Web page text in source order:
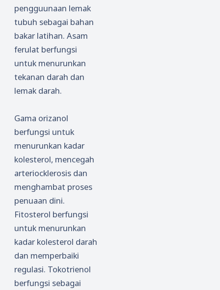
pengguunaan lemak
tubuh sebagai bahan
bakar latihan. Asam
ferulat berfungsi
untuk menurunkan
tekanan darah dan
lemak darah.
Gama orizanol
berfungsi untuk
menurunkan kadar
kolesterol, mencegah
arteriocklerosis dan
menghambat proses
penuaan dini.
Fitosterol berfungsi
untuk menurunkan
kadar kolesterol darah
dan memperbaiki
regulasi. Tokotrienol
berfungsi sebagai